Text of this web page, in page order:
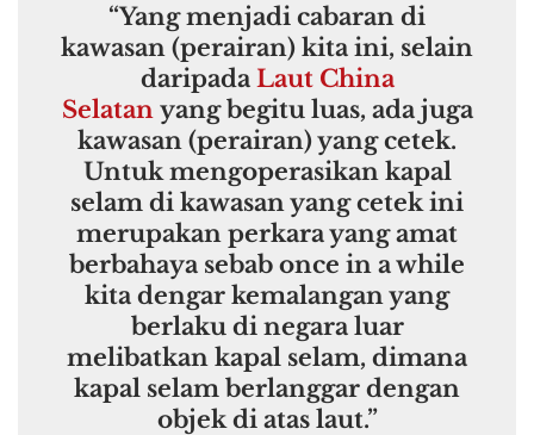
“Yang menjadi cabaran di
kawasan (perairan) kita ini, selain
daripadaLaut China
Selatan yang begitu luas, ada juga
kawasan (perairan) yang cetek.
Untuk mengoperasikan kapal
selam di kawasan yang cetek ini
merupakan perkara yang amat
berbahaya sebab once in a while
kita dengar kemalangan yang
berlaku di negara luar
melibatkan kapal selam, dimana
kapal selam berlanggar dengan
objek di atas laut.”